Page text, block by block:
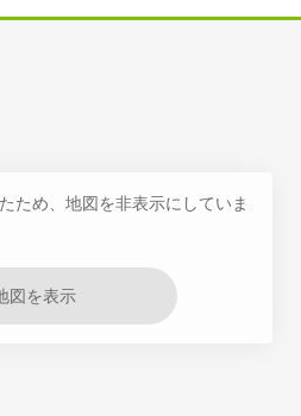
ため、地図を非表示にしていま
図を表示